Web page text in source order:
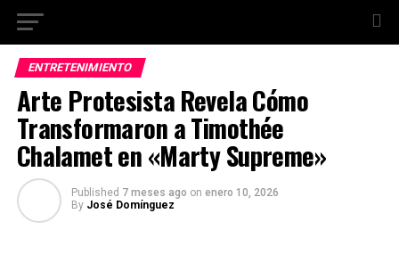
ENTRETENIMIENTO
Arte Protesista Revela Cómo
Transformaron a Timothée
Chalamet en «Marty Supreme»
Published 7 meses ago on enero 10, 2026
By José Domínguez